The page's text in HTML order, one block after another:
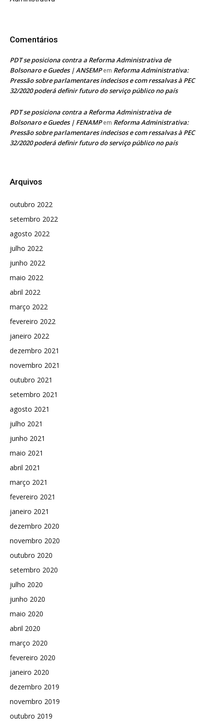
Comentários
PDT se posiciona contra a Reforma Administrativa de
Bolsonaro e Guedes | ANSEMPem Reforma Administrativa:
Pressão sobre parlamentares indecisos e com ressalvas à PEC
32/2020 poderá definir futuro do serviço público no país
PDT se posiciona contra a Reforma Administrativa de
Bolsonaro e Guedes | FENAMPem Reforma Administrativa:
Pressão sobre parlamentares indecisos e com ressalvas à PEC
32/2020 poderá definir futuro do serviço público no país
Arquivos
outubro 2022
setembro 2022
agosto 2022
julho 2022
junho 2022
maio 2022
abril 2022
março 2022
fevereiro 2022
janeiro 2022
dezembro 2021
novembro 2021
outubro 2021
setembro 2021
agosto 2021
julho 2021
junho 2021
maio 2021
abril 2021
março 2021
fevereiro 2021
janeiro 2021
dezembro 2020
novembro 2020
outubro 2020
setembro 2020
julho 2020
junho 2020
maio 2020
abril 2020
março 2020
fevereiro 2020
janeiro 2020
dezembro 2019
novembro 2019
outubro 2019